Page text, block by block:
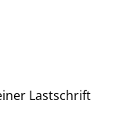
Lastschrift